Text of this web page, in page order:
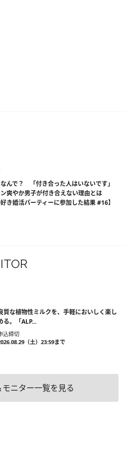
んで？ 「付き合った人はいないです」
爽やか男子が付き合えない理由とは
き婚活パーティーに参加した結果 #16】
質な植物性ミルクを、手軽においしく楽し
る。「ALP...
込締切
（土）23:59まで
ニター一覧を見る